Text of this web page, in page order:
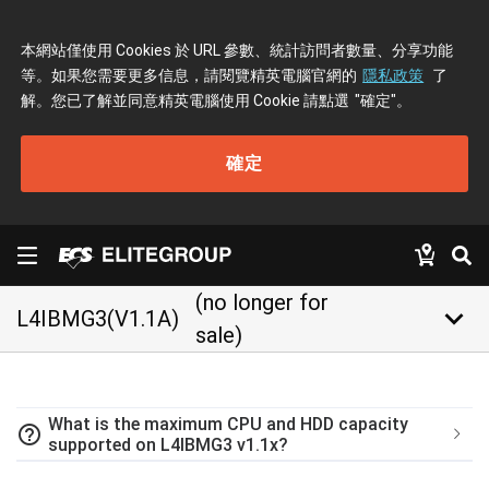
本網站僅使用 Cookies 於 URL 參數、統計訪問者數量、分享功能
等。如果您需要更多信息，請閱覽精英電腦官網的 隱私政策 了
解。您已了解並同意精英電腦使用 Cookie 請點選 "確定"。
確定
L4IBMG3(V1.1A)
(no longer for
sale)
keyboard_arrow_down
help_outline What is the maximum CPU and HDD capacity
supported on L4IBMG3 v1.1x?